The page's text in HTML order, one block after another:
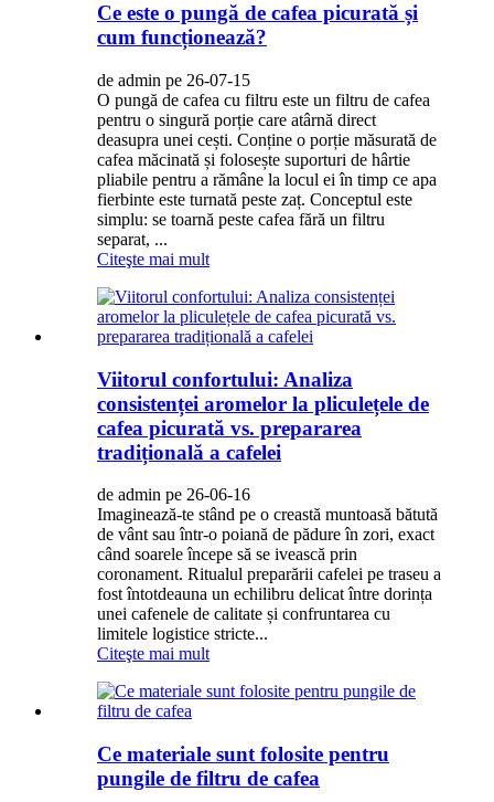
Ce este o pungă de cafea picurată și
cum funcționează?
de admin pe 26-07-15
O pungă de cafea cu filtru este un filtru de cafea
pentru o singură porție care atârnă direct
deasupra unei cești. Conține o porție măsurată de
cafea măcinată și folosește suporturi de hârtie
pliabile pentru a rămâne la locul ei în timp ce apa
fierbinte este turnată peste zaț. Conceptul este
simplu: se toarnă peste cafea fără un filtru
separat, ...
Citeşte mai mult
Viitorul confortului: Analiza
consistenței aromelor la pliculețele de
cafea picurată vs. prepararea
tradițională a cafelei
de admin pe 26-06-16
Imaginează-te stând pe o creastă muntoasă bătută
de vânt sau într-o poiană de pădure în zori, exact
când soarele începe să se ivească prin
coronament. Ritualul preparării cafelei pe traseu a
fost întotdeauna un echilibru delicat între dorința
unei cafenele de calitate și confruntarea cu
limitele logistice stricte...
Citeşte mai mult
Ce materiale sunt folosite pentru
pungile de filtru de cafea